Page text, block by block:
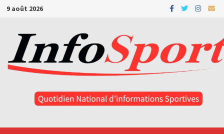
Passer
contenu
9 août 2026